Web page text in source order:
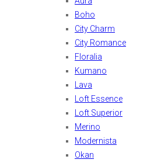
Boho
City Charm
City Romance
Floralia
Kumano
Lava
Loft Essence
Loft Superior
Merino
Modernista
Okan